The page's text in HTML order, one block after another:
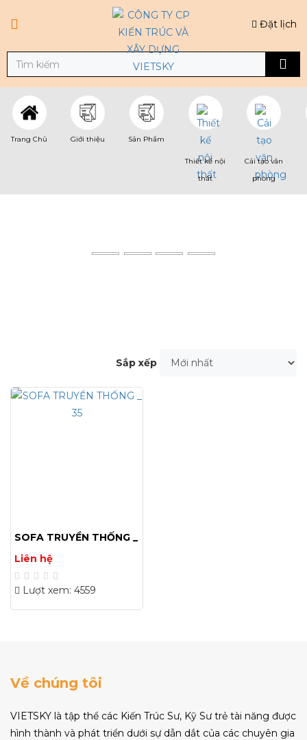
Đặt lịch
Trang Chủ Giới thiệu Sản Phẩm
Thiết kế nội
thất
Cải tạo văn
phòng
Sắp xếp
SOFA TRUYỀN THỐNG _
35
Liên hệ
Lượt xem: 4559
Về chúng tôi
VIETSKY là tập thể các Kiến Trúc Sư, Kỹ Sư trẻ tài năng được
hình thành và phát triển dưới sự dẫn dắt của các chuyên gia